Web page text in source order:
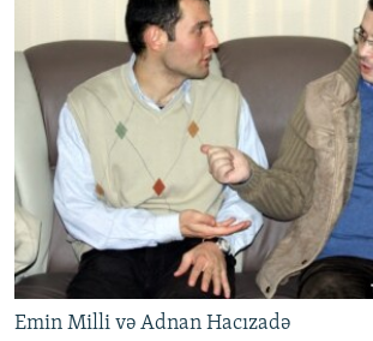
Emin Milli və Adnan Hacızadə